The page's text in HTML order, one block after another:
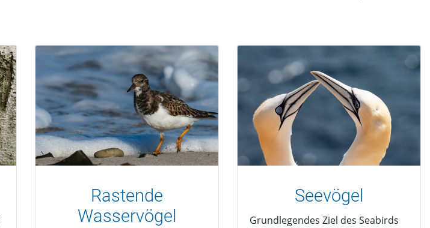
Rastende
Wasservögel
Seevögel
Grundlegendes Ziel des Seabirds